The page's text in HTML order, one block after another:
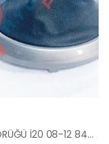
VİTES KÖRÜĞÜ İ20 08-12 84640-1J000-YS